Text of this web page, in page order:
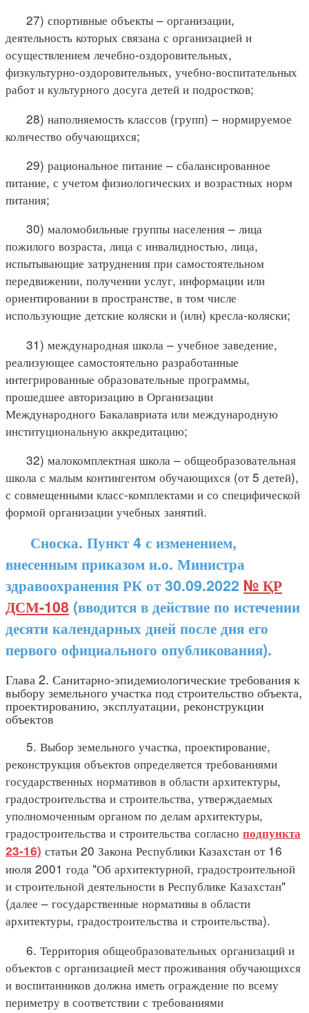
27) спортивные объекты – организации,
деятельность которых связана с организацией и
осуществлением лечебно-оздоровительных,
физкультурно-оздоровительных, учебно-воспитательных
работ и культурного досуга детей и подростков;
28) наполняемость классов (групп) – нормируемое
количество обучающихся;
29) рациональное питание – сбалансированное
питание, с учетом физиологических и возрастных норм
питания;
30) маломобильные группы населения – лица
пожилого возраста, лица с инвалидностью, лица,
испытывающие затруднения при самостоятельном
передвижении, получении услуг, информации или
ориентировании в пространстве, в том числе
использующие детские коляски и (или) кресла-коляски;
31) международная школа – учебное заведение,
реализующее самостоятельно разработанные
интегрированные образовательные программы,
прошедшее авторизацию в Организации
Международного Бакалавриата или международную
институциональную аккредитацию;
32) малокомплектная школа – общеобразовательная
школа с малым контингентом обучающихся (от 5 детей),
с совмещенными класс-комплектами и со специфической
формой организации учебных занятий.
Сноска. Пункт 4 с изменением,
внесенным приказом и.о. Министра
здравоохранения РК от 30.09.2022 № ҚР
ДСМ-108 (вводится в действие по истечении
десяти календарных дней после дня его
первого официального опубликования).
Глава 2. Санитарно-эпидемиологические требования к
выбору земельного участка под строительство объекта,
проектированию, эксплуатации, реконструкции
объектов
5. Выбор земельного участка, проектирование,
реконструкция объектов определяется требованиями
государственных нормативов в области архитектуры,
градостроительства и строительства, утверждаемых
уполномоченным органом по делам архитектуры,
градостроительства и строительства согласно подпункта
23-16) статьи 20 Закона Республики Казахстан от 16
июля 2001 года "Об архитектурной, градостроительной
и строительной деятельности в Республике Казахстан"
(далее – государственные нормативы в области
архитектуры, градостроительства и строительства).
6. Территория общеобразовательных организаций и
объектов с организацией мест проживания обучающихся
и воспитанников должна иметь ограждение по всему
периметру в соответствии с требованиями